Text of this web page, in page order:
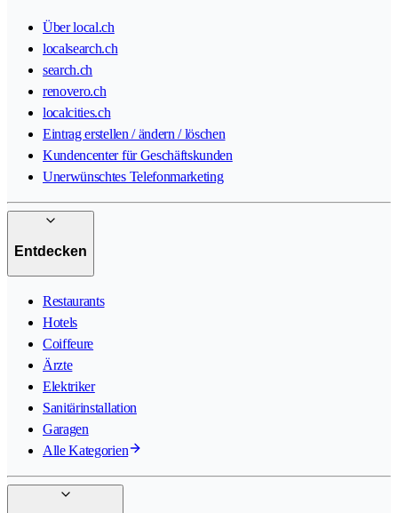
Über local.ch
localsearch.ch
search.ch
renovero.ch
localcities.ch
Eintrag erstellen / ändern / löschen
Kundencenter für Geschäftskunden
Unerwünschtes Telefonmarketing
Entdecken
Restaurants
Hotels
Coiffeure
Ärzte
Elektriker
Sanitärinstallation
Garagen
Alle Kategorien